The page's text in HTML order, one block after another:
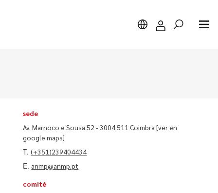
sede
Av. Marnoco e Sousa 52 - 3004 511 Coimbra[ver en
google maps]
T.(+351)239404434
E. anmp@anmp.pt
comité